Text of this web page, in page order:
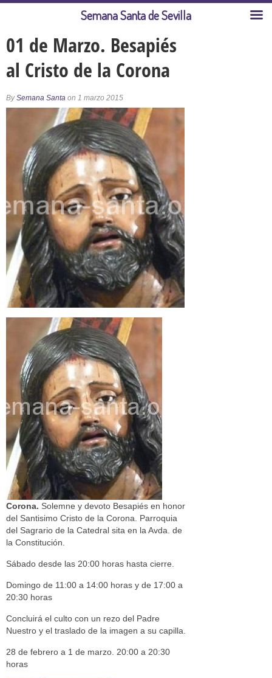
01 de Marzo. Besapiés
al Cristo de la Corona
BySemana Santa on 1 marzo 2015
Corona. Solemne y devoto Besapiés en honor
del Santisimo Cristo de la Corona. Parroquia
del Sagrario de la Catedral sita en la Avda. de
la Constitución.
Sábado desde las 20:00 horas hasta cierre.
Domingo de 11:00 a 14:00 horas y de 17:00 a
20:30 horas
Concluirá el culto con un rezo del Padre
Nuestro y el traslado de la imagen a su capilla.
28 de febrero a 1 de marzo. 20:00 a 20:30
horas
Semana Santa de Sevilla